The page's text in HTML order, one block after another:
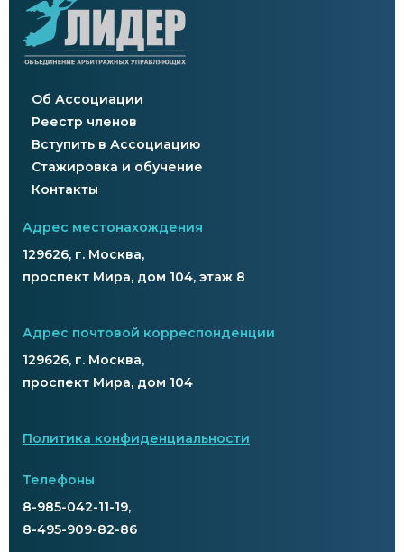
Об Ассоциации
Реестр членов
Вступить в Ассоциацию
Стажировка и обучение
Контакты
Адрес местонахождения
129626, г. Москва,
проспект Мира, дом 104, этаж 8
Адрес почтовой корреспонденции
129626, г. Москва,
проспект Мира, дом 104
Политика конфиденциальности
Телефоны
8-985-042-11-19,
8-495-909-82-86